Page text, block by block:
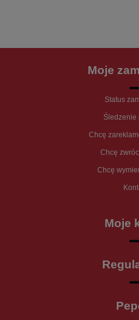
Moje
Status
Śledzenie
Chcę
Chcę
Chcę
Moje